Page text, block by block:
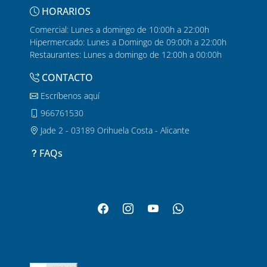
Cada cafetería tiene su propio
siempre encontrarás una opción que encaje contigo, tanto si
quieres disfrutar de undesayuno tranquilo como si prefieres
hacer unaparada rápidaantes de continuar con tu día.
Un buen café cerca de Alicante y
Murcia
Muchas personas que buscan las mejores cafeterías cerca de
Murcia o cafeterías en Murcia con una escapada diferente eligen
Zenia Boulevard para disfrutar de unaexperiencia completa
Zenia hace que seamos un
cafeterías en Alicante fuera del centro urbano o quieren descubrir
costa sur. Desde Torrevieja, Pilar de la
Ven aZenia Boulevard
HORARIOS
Comercial: Lunes a domingo de 10:00h a 22:00h
Hipermercado: Lunes a Domingo de 09:00h a 22:00h
Restaurantes: Lunes a domingo de 12:00h a 00:00h
CONTACTO
Escríbenos aquí
966761530
Jade 2 - 03189 Orihuela Costa - Alicante
FAQs